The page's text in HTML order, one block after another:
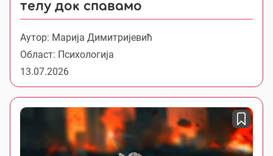
телу док спавамо
Аутор: Марија Димитријевић
Област: Психологија
13.07.2026